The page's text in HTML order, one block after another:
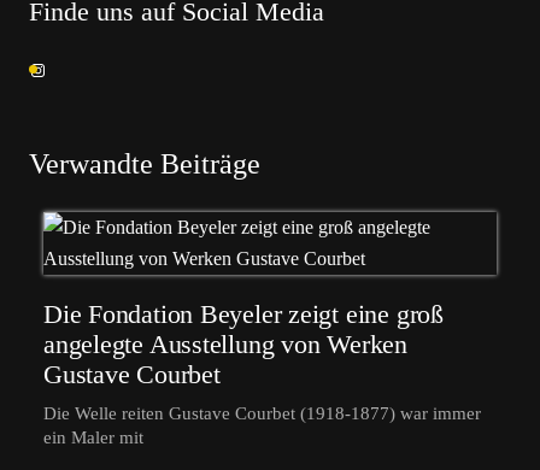
Finde uns auf Social Media
Verwandte Beiträge
Die Fondation Beyeler zeigt eine groß
angelegte Ausstellung von Werken
Gustave Courbet
Die Welle reiten Gustave Courbet (1918-1877) war immer
ein Maler mit